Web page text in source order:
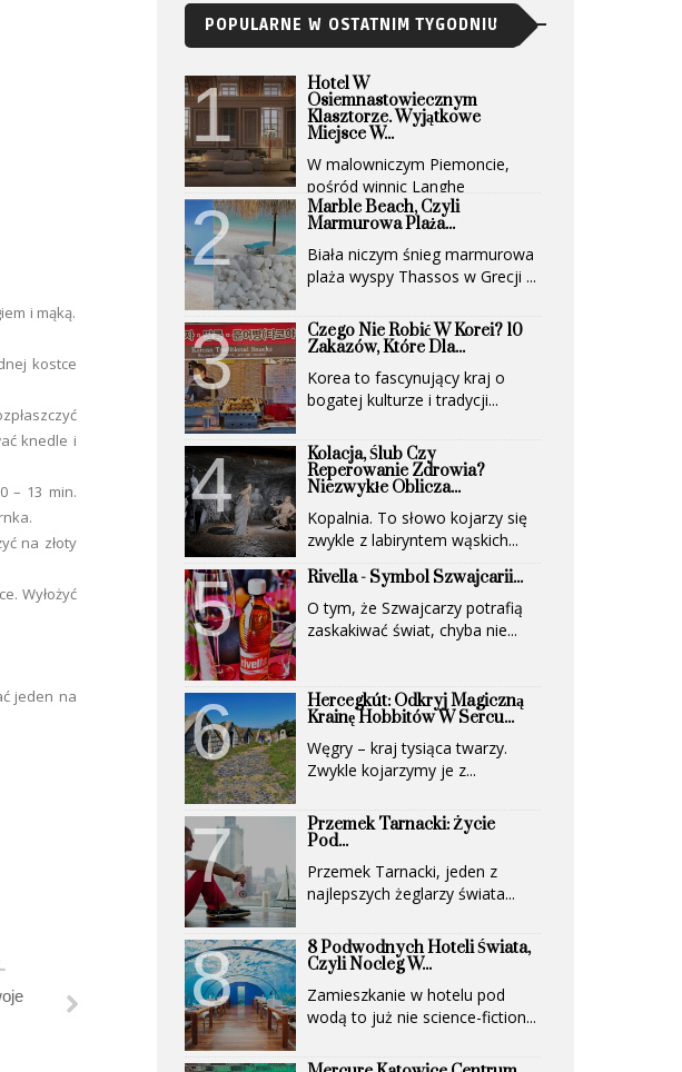
i mąką.
kostce
knedle i
– 13 min.
na złoty
Wyłożyć
jeden na
POPULARNE W OSTATNIM TYGODNIU
Hotel W
Osiemnastowiecznym
Klasztorze. Wyjątkowe
Miejsce W...
W malowniczym Piemoncie,
pośród winnic Langhe
(UNESCO)...
Marble Beach, Czyli
Marmurowa Plaża...
Biała niczym śnieg marmurowa
plaża wyspy Thassos w Grecji ...
Czego Nie Robić W Korei? 10
Zakazów, Które Dla...
Korea to fascynujący kraj o
bogatej kulturze i tradycji...
Kolacja, Ślub Czy
Reperowanie Zdrowia?
Niezwykłe Oblicza...
Kopalnia. To słowo kojarzy się
zwykle z labiryntem wąskich...
Rivella - Symbol Szwajcarii...
O tym, że Szwajcarzy potrafią
zaskakiwać świat, chyba nie...
Hercegkút: Odkryj Magiczną
Krainę Hobbitów W Sercu...
Węgry – kraj tysiąca twarzy.
Zwykle kojarzymy je z...
Przemek Tarnacki: Życie
Pod...
Przemek Tarnacki, jeden z
najlepszych żeglarzy świata...
8 Podwodnych Hoteli Świata,
Czyli Nocleg W...
Zamieszkanie w hotelu pod
wodą to już nie science-fiction...